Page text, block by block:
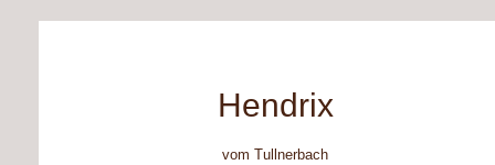
Hendrix
vom Tullnerbach